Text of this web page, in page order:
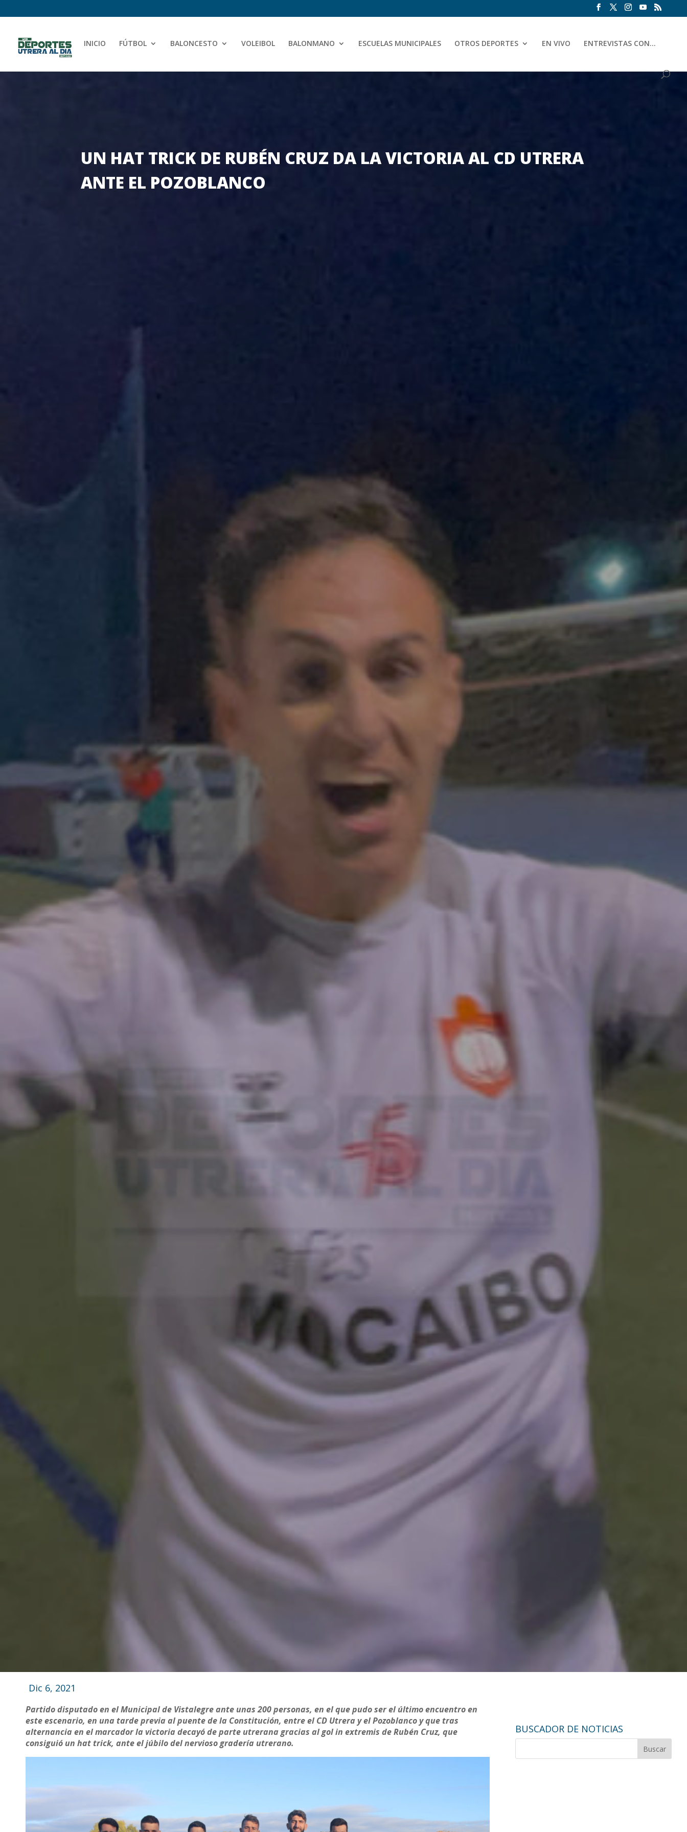
INICIO FÚTBOL BALONCESTO VOLEIBOL BALONMANO ESCUELAS MUNICIPALES OTROS DEPORTES EN VIVO ENTREVISTAS CON…
UN HAT TRICK DE RUBÉN CRUZ DA LA VICTORIA AL CD UTRERA
ANTE EL POZOBLANCO
Dic 6, 2021
Partido disputado en el Municipal de Vistalegre ante unas 200 personas, en el que pudo ser el último encuentro en
este escenario, en una tarde previa al puente de la Constitución, entre el CD Utrera y el Pozoblanco y que tras
alternancia en el marcador la victoria decayó de parte utrerana gracias al gol in extremis de Rubén Cruz, que
consiguió un hat trick, ante el júbilo del nervioso gradería utrerano.
BUSCADOR DE NOTICIAS